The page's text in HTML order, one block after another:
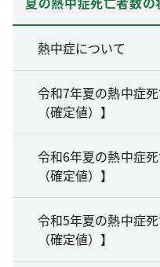
熱中症について
令和7年夏の熱中症
（確定値）】
令和6年夏の熱中症
（確定値）】
令和5年夏の熱中症
（確定値）】